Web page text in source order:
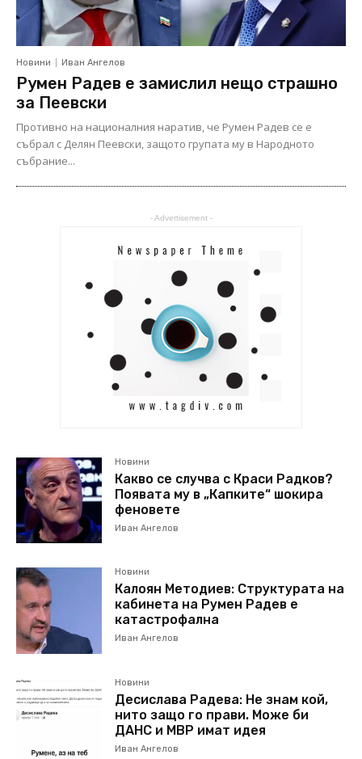
Новини Иван Ангелов
Румен Радев е замислил нещо страшно
за Пеевски
Противно на националния наратив, че Румен Радев се е
събрал с Делян Пеевски, защото групата му в Народното
събрание...
- Advertisement -
Новини
Какво се случва с Краси Радков?
Появата му в „Капките“ шокира
феновете
Иван Ангелов
Новини
Калоян Методиев: Структурата на
кабинета на Румен Радев е
катастрофална
Иван Ангелов
Новини
Десислава Радева: Не знам кой,
нито защо го прави. Може би
ДАНС и МВР имат идея
Иван Ангелов